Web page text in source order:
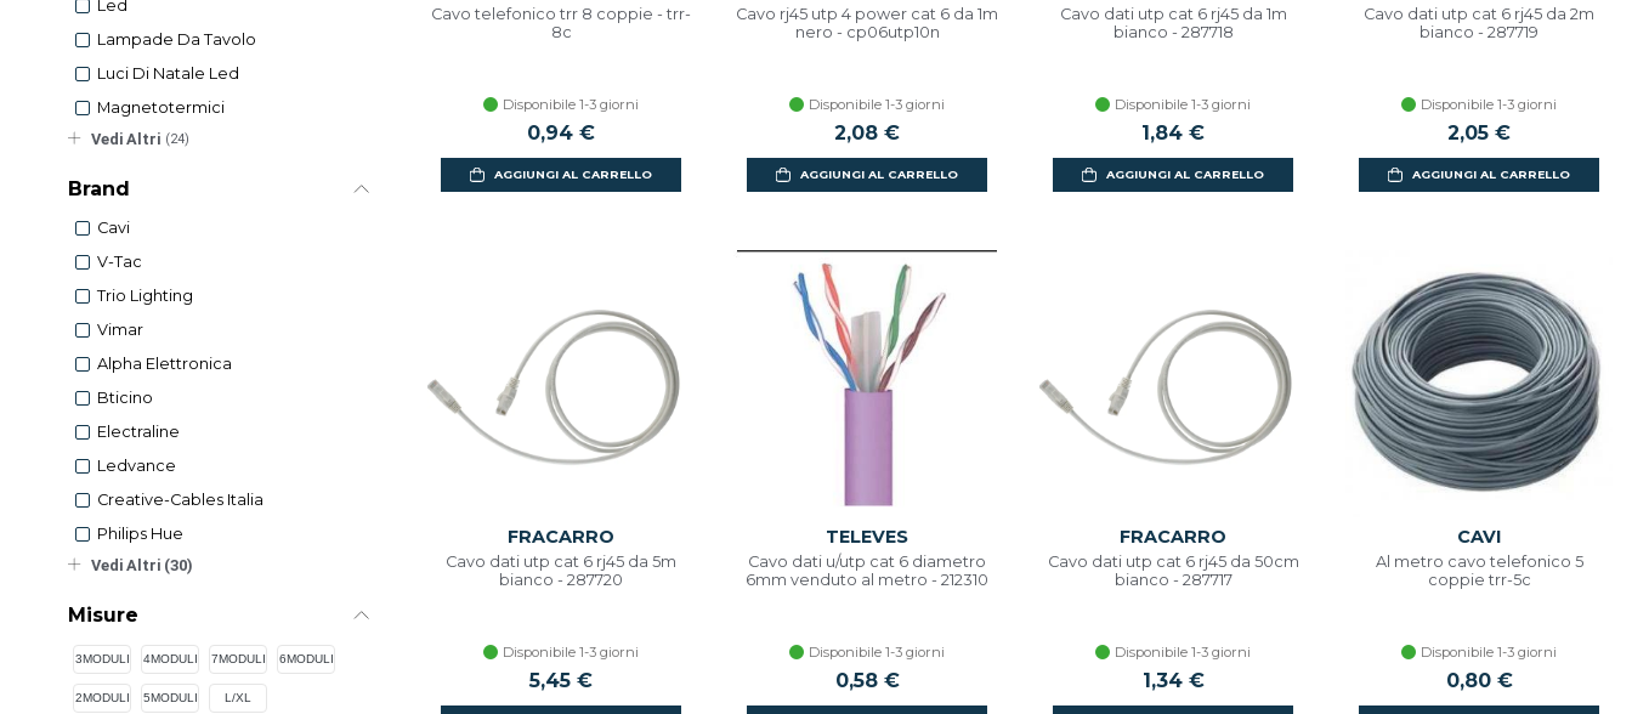
Led
Lampade Da Tavolo
Luci Di Natale Led
Magnetotermici
Vedi Altri (24)
Brand
Cavi
V-Tac
Trio Lighting
Vimar
Alpha Elettronica
Bticino
Electraline
Ledvance
Creative-Cables Italia
Philips Hue
Vedi Altri (30)
Misure
3MODULI 4MODULI 7MODULI 6MODULI
2MODULI 5MODULI L/XL
Cavo telefonico trr 8 coppie - trr-
8c
Disponibile 1-3 giorni
0,94 €
AGGIUNGI AL CARRELLO
Cavo rj45 utp 4 power cat 6 da 1m
nero - cp06utp10n
Disponibile 1-3 giorni
2,08 €
AGGIUNGI AL CARRELLO
Cavo dati utp cat 6 rj45 da 1m
bianco - 287718
Disponibile 1-3 giorni
1,84 €
AGGIUNGI AL CARRELLO
Cavo dati utp cat 6 rj45 da 2m
bianco - 287719
Disponibile 1-3 giorni
2,05 €
AGGIUNGI AL CARRELLO
FRACARRO
Cavo dati utp cat 6 rj45 da 5m
bianco - 287720
Disponibile 1-3 giorni
5,45 €
TELEVES
Cavo dati u/utp cat 6 diametro
6mm venduto al metro - 212310
Disponibile 1-3 giorni
0,58 €
FRACARRO
Cavo dati utp cat 6 rj45 da 50cm
bianco - 287717
Disponibile 1-3 giorni
1,34 €
CAVI
Al metro cavo telefonico 5
coppie trr-5c
Disponibile 1-3 giorni
0,80 €